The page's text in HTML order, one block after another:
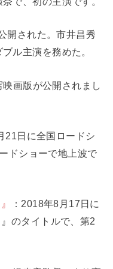
開された。市井昌秀
ル主演を務めた。
画版が公開されまし
21日に全国ロードシ
ドショーで地上波で
：2018年8月17日に
のタイトルで、第2